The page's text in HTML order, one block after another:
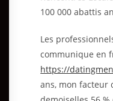
100 000 abattis
Les
communique en
https://
ans, mon facteur